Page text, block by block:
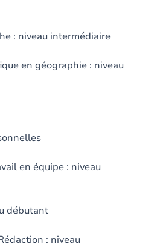
: niveau intermédiaire
en géographie : niveau
en équipe : niveau
débutant
: niveau